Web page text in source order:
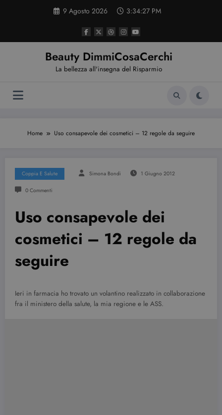
9 Agosto 2026 3:34:28 PM
Beauty DimmiCosaCerchi
La bellezza all'insegna del Risparmio
Home Uso consapevole dei cosmetici – 12 regole da seguire
Coppia E Salute Simona Bondi 1 Giugno 2012
0 Commenti
Uso consapevole dei
cosmetici – 12 regole da
seguire
Ieri in farmacia ho trovato un volantino realizzato in collaborazione
fra il ministero della salute, la mia regione e le ASS.